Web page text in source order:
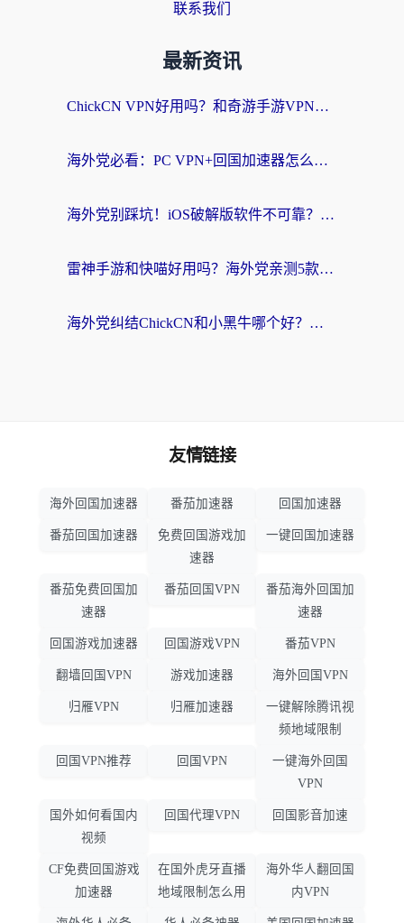
联系我们
最新资讯
ChickCN VPN好用吗？和奇游手游VPN对比哪个回国效果更好？海外党亲测实用指南
海外党必看：PC VPN+回国加速器怎么选？无缝访问国内资源全攻略
海外党别踩坑！iOS破解版软件不可靠？教你选对回国加速器无缝看国内资源
雷神手游和快喵好用吗？海外党亲测5款回国加速器，附斧牛Bling对比+微信视频号解决办法
海外党纠结ChickCN和小黑牛哪个好？一篇帮你选对回国加速器的实用指南
友情链接
海外回国加速器 番茄加速器 回国加速器
番茄回国加速器
免费回国游戏加
速器
一键回国加速器
番茄免费回国加
速器
番茄回国VPN
番茄海外回国加
速器
回国游戏加速器 回国游戏VPN 番茄VPN
翻墙回国VPN 游戏加速器 海外回国VPN
归雁VPN 归雁加速器
一键解除腾讯视
频地域限制
回国VPN推荐 回国VPN
一键海外回国
VPN
国外如何看国内
视频
回国代理VPN 回国影音加速
CF免费回国游戏
加速器
在国外虎牙直播
地域限制怎么用
海外华人翻回国
内VPN